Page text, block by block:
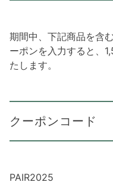
期間中、下記商品を含
ーポンを入力すると、
たします。
クーポンコード
PAIR2025